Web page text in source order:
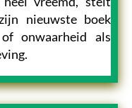
nieuwste boek
onwaarheid als